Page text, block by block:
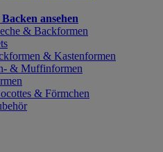
ansehen
& Backformen
& Kastenformen
& Muffinformen
& Förmchen